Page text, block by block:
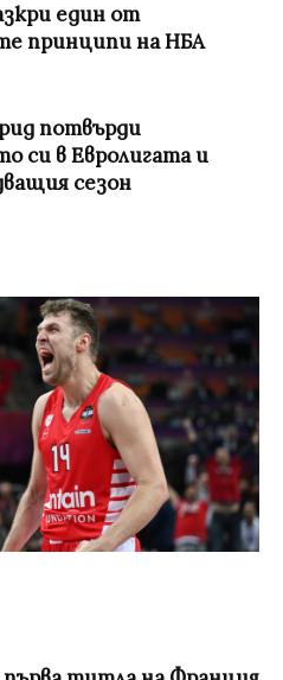
един от
принципи на НБА
потвърди
си в Евролигата и
сезон